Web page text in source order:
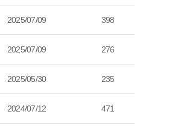
2025/07/09 398
2025/07/09 276
2025/05/30 235
2024/07/12 471